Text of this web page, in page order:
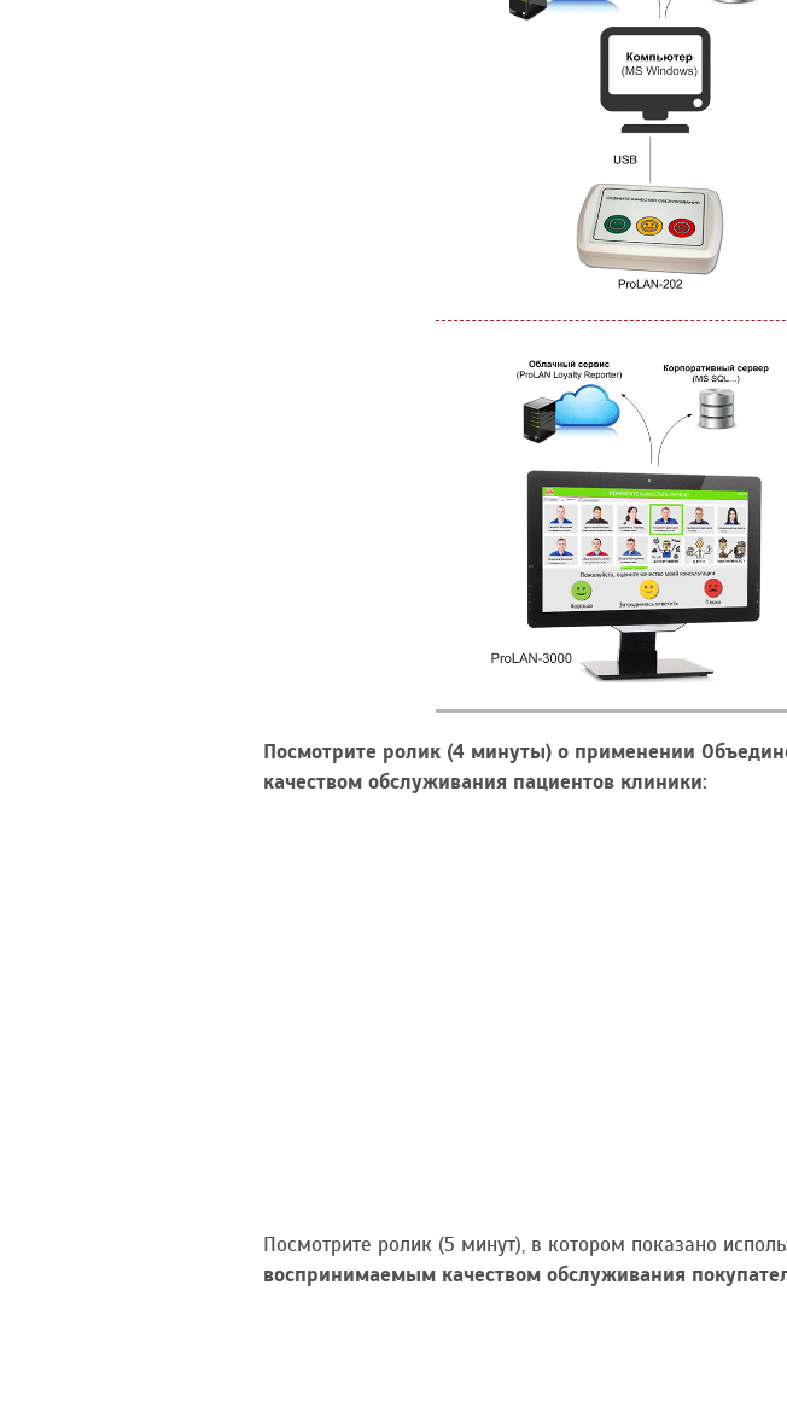
Посмотрите ролик (4 минуты) о применении
качеством обслуживания пациентов клиники:
Посмотрите ролик (5 минут), в котором показано
воспринимаемым качеством обслуживания